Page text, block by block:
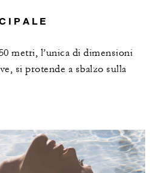
metri, l’unica di dimensioni
si protende a sbalzo sulla